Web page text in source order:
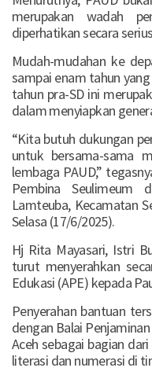
merupakan wadah
diperhatikan secara
Mudah-mudahan ke
sampai enam tahun
tahun pra-SD ini
dalam menyiapkan
“Kita butuh dukungan
untuk bersama-sama
lembaga PAUD,”
Pembina Seulimeum
Lamteuba, Kecamatan
Selasa (17/6/2025).
Hj Rita Mayasari, Istri
turut menyerahkan
Edukasi (APE) kepada
Penyerahan bantuan
dengan Balai
Aceh sebagai bagian
literasi dan numerasi di